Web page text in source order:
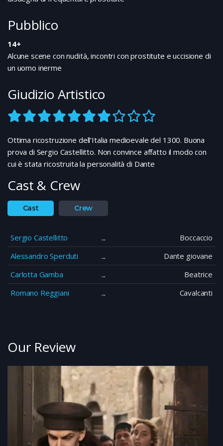
Pubblico
14+
Alcune scene con nudità, incontri con prostitute e uccisione di
un uomo inerme
Giudizio Artistico
Ottima ricostruzione dell’Italia medioevale del 1300. Buona
prova di Sergio Castellitto. Non convince affatto il modo con
cui è stata ricostruita la personalità di Dante
Cast & Crew
Cast Crew
Sergio Castellitto
Boccaccio
Alessandro Sperduti
Dante giovane
Carlotta Gamba
Beatrice
Romano Reggiani
Cavalcanti
Our Review